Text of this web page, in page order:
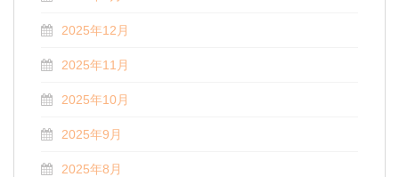
2025年12月
2025年11月
2025年10月
2025年9月
2025年8月